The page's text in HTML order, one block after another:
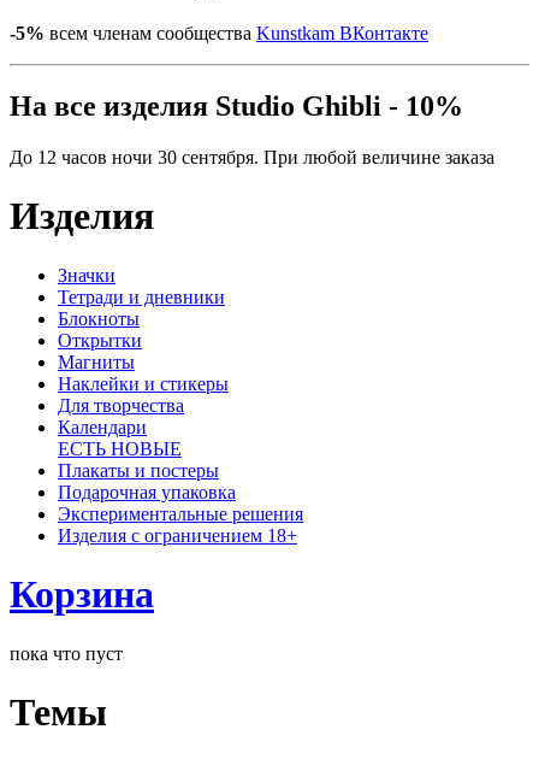
-5% всем членам сообщества Kunstkam ВКонтакте
На все изделия Studio Ghibli - 10%
До 12 часов ночи 30 сентября. При любой величине заказа
Изделия
Значки
Тетради и дневники
Блокноты
Открытки
Магниты
Наклейки и стикеры
Для творчества
Календари
ЕСТЬ НОВЫЕ
Плакаты и постеры
Подарочная упаковка
Экспериментальные решения
Изделия с ограничением 18+
Корзина
пока что пуст
Темы